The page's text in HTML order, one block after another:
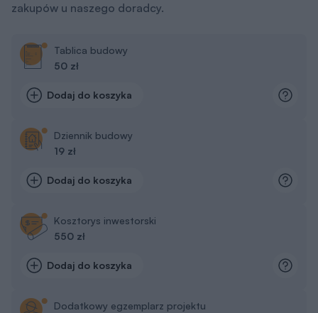
zakupów u naszego doradcy.
Tablica budowy
50 zł
Dodaj do koszyka
Dziennik budowy
19 zł
Dodaj do koszyka
Kosztorys inwestorski
550 zł
Dodaj do koszyka
Dodatkowy egzemplarz projektu